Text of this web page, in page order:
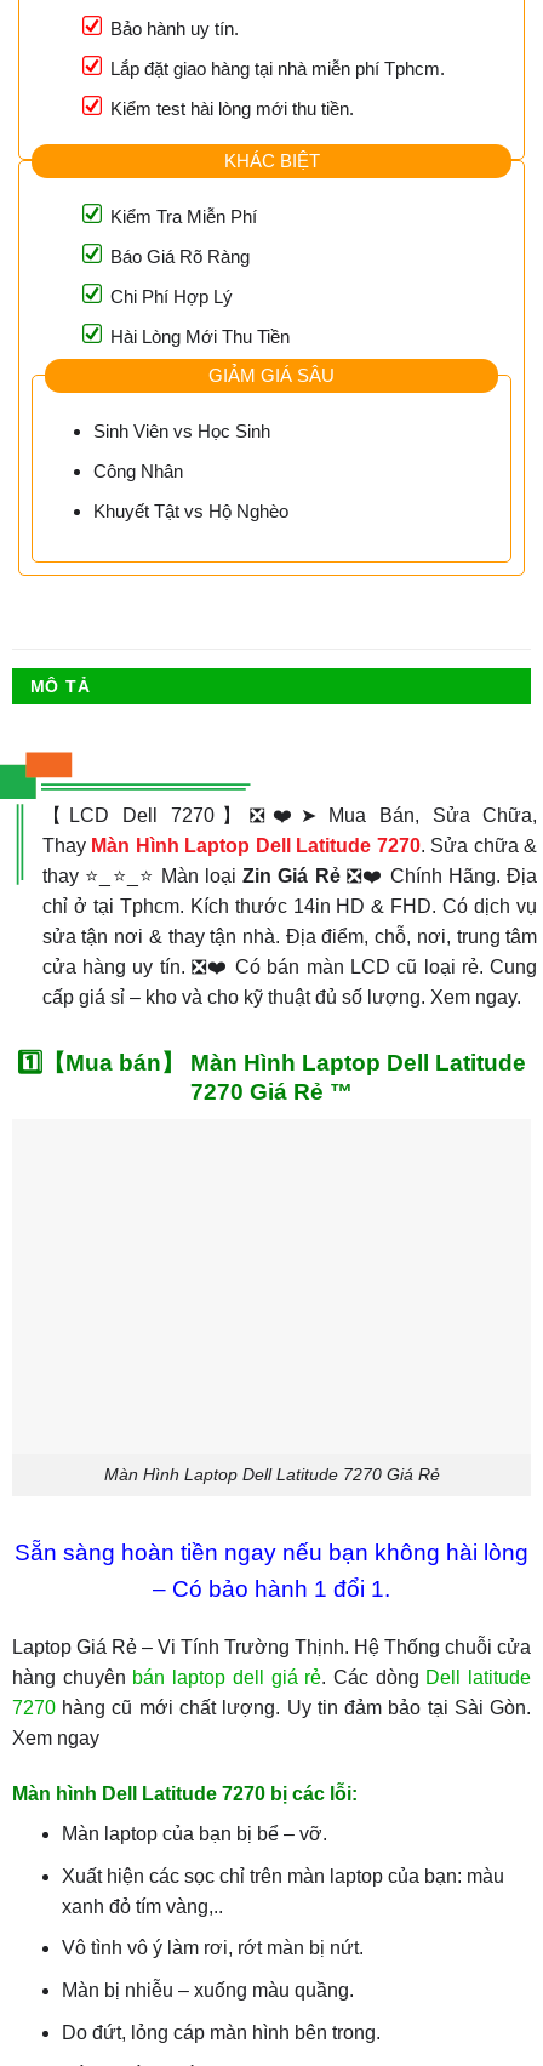
Bảo hành uy tín.
Lắp đặt giao hàng tại nhà miễn phí Tphcm.
Kiểm test hài lòng mới thu tiền.
KHÁC BIỆT
Kiểm Tra Miễn Phí
Báo Giá Rõ Ràng
Chi Phí Hợp Lý
Hài Lòng Mới Thu Tiền
GIẢM GIÁ SÂU
Sinh Viên vs Học Sinh
Công Nhân
Khuyết Tật vs Hộ Nghèo
MÔ TẢ
【LCD Dell 7270】❎❤️➤ Mua Bán, Sửa Chữa,
ThayMàn Hình Laptop Dell Latitude 7270. Sửa chữa &
thay ⭐_⭐_⭐ Màn loạiZin Giá Rẻ❎❤️ Chính Hãng. Địa
chỉ ở tại Tphcm. Kích thước 14in HD & FHD. Có dịch vụ
sửa tận nơi & thay tận nhà. Địa điểm, chỗ, nơi, trung tâm
cửa hàng uy tín. ❎❤️ Có bán màn LCD cũ loại rẻ. Cung
cấp giá sỉ – kho và cho kỹ thuật đủ số lượng. Xem ngay.
1️⃣【Mua bán】 Màn Hình Laptop Dell Latitude
7270 Giá Rẻ ™
Màn Hình Laptop Dell Latitude 7270 Giá Rẻ
Sẵn sàng hoàn tiền ngay nếu bạn không hài lòng
– Có bảo hành 1 đổi 1.
Laptop Giá Rẻ – Vi Tính Trường Thịnh. Hệ Thống chuỗi cửa
hàng chuyên bán laptop dell giá rẻ. Các dòng Dell latitude
7270hàng cũ mới chất lượng. Uy tin đảm bảo tại Sài Gòn.
Xem ngay
Màn hình Dell Latitude 7270 bị các lỗi:
Màn laptop của bạn bị bể – vỡ.
Xuất hiện các sọc chỉ trên màn laptop của bạn: màu
xanh đỏ tím vàng,..
Vô tình vô ý làm rơi, rớt màn bị nứt.
Màn bị nhiễu – xuống màu quầng.
Do đứt, lỏng cáp màn hình bên trong.